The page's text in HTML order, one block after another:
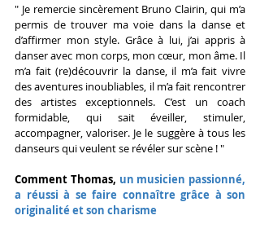
" Je remercie sincèrement Bruno Clairin, qui m’a
permis de trouver ma voie dans la danse et
d’affirmer mon style. Grâce à lui, j’ai appris à
danser avec mon corps, mon cœur, mon âme. Il
m’a fait (re)découvrir la danse, il m’a fait vivre
des aventures inoubliables, il m’a fait rencontrer
des artistes exceptionnels. C’est un coach
formidable, qui sait éveiller, stimuler,
accompagner, valoriser. Je le suggère à tous les
danseurs qui veulent se révéler sur scène ! "
Comment Thomas, un musicien passionné,
a réussi à se faire connaître grâce à son
originalité et son charisme